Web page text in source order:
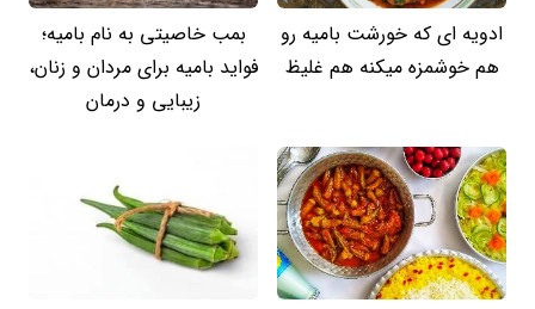
ادویه ای که خورشت بامیه رو
هم خوشمزه میکنه هم غلیظ
بمب خاصیتی به نام بامیه؛
فواید بامیه برای مردان و زنان،
زیبایی و درمان